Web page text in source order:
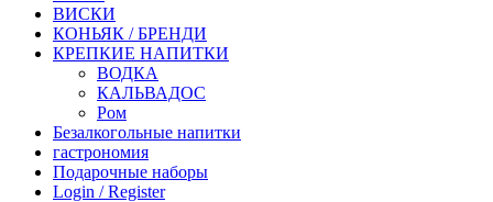
ВИСКИ
КОНЬЯК / БРЕНДИ
КРЕПКИЕ НАПИТКИ
ВОДКА
КАЛЬВАДОС
Ром
Безалкогольные напитки
гастрономия
Подарочные наборы
Login / Register